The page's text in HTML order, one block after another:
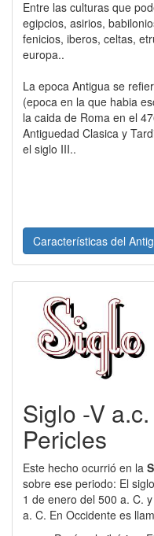
Entre las culturas que
egipcios, asirios,
fenicios, iberos, celtas,
europa..
La epoca Antigua se
(epoca en la que habia
la caida de Roma en el
Antiguedad Clasica y
el siglo III..
Características del
Siglo -V
Pericles
Este hecho ocurrió en la
sobre ese periodo: El siglo V a. C. El siglo V a. C. comenzó el
1 de enero del 500 a. C.
a. C. En Occidente es